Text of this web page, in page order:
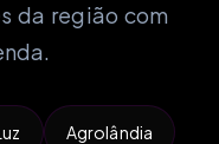
da região com
Agrolândia